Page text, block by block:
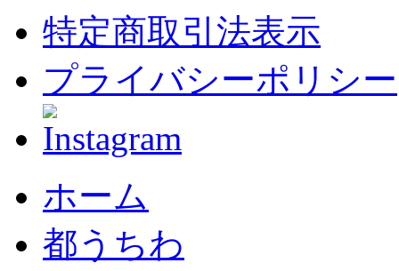
特定商取引法表示
プライバシーポリシー
ホーム
都うちわ